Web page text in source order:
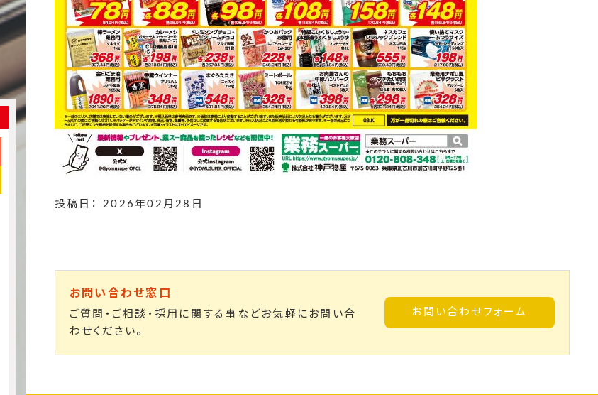
投稿日： 2026年02月28日
お問い合わせ窓口
ご質問・ご相談・採用に関する事などお気軽にお問い合
わせください。
お問い合わせフォーム